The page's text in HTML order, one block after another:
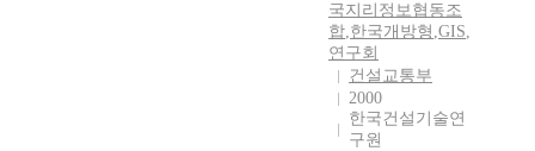
국지리정보협동조
합,한국개방형 ,GIS,
연구회
건설교통부
2000
한국건설기술연
구원